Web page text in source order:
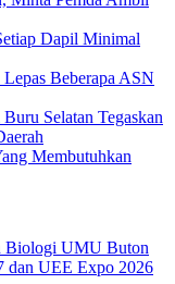
Dapil Minimal
Beberapa ASN
Selatan Tegaskan
Membutuhkan
Biologi UMU Buton
dan UEE Expo 2026